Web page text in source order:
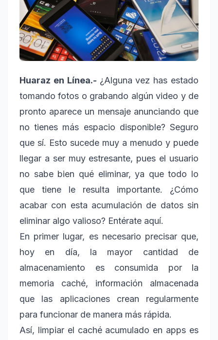
Huaraz en Línea.- ¿Alguna vez has estado
tomando fotos o grabando algún video y de
pronto aparece un mensaje anunciando que
no tienes más espacio disponible? Seguro
que sí. Esto sucede muy a menudo y puede
llegar a ser muy estresante, pues el usuario
no sabe bien qué eliminar, ya que todo lo
que tiene le resulta importante. ¿Cómo
acabar con esta acumulación de datos sin
eliminar algo valioso? Entérate aquí.
En primer lugar, es necesario precisar que,
hoy en día, la mayor cantidad de
almacenamiento es consumida por la
memoria caché, información almacenada
que las aplicaciones crean regularmente
para funcionar de manera más rápida.
Así, limpiar el caché acumulado en apps es